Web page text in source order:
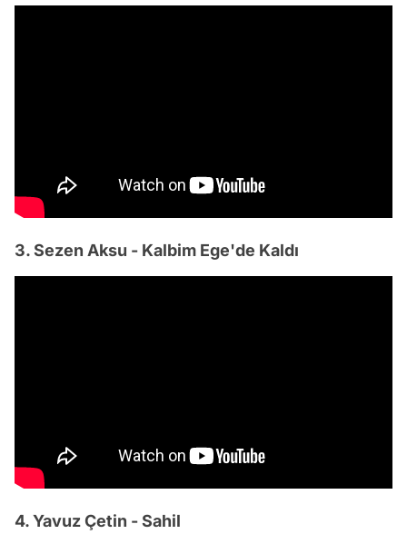
3. Sezen Aksu - Kalbim Ege'de Kaldı
4. Yavuz Çetin - Sahil